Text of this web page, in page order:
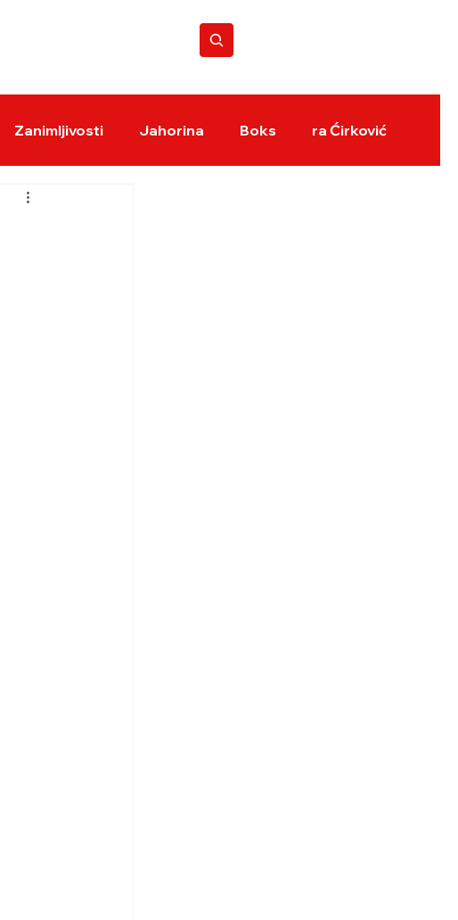
Zanimljivosti Jahorina Boks ra Ćirković